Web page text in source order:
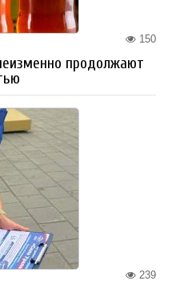
150
продолжают
239